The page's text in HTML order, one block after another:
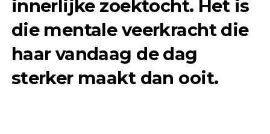
innerlijke zoektocht. Het is
die mentale veerkracht die
haar vandaag de dag
sterker maakt dan ooit.